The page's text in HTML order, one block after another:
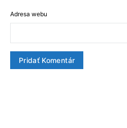
Adresa webu